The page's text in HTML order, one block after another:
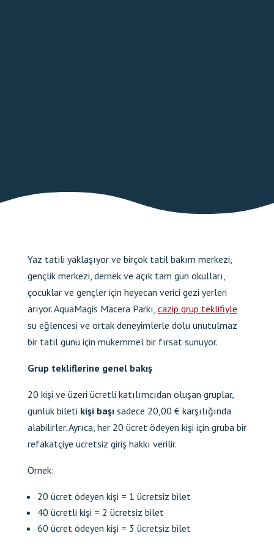
Yaz tatili yaklaşıyor ve birçok tatil bakım merkezi,
gençlik merkezi, dernek ve açık tam gün okulları,
çocuklar ve gençler için heyecan verici gezi yerleri
arıyor. AquaMagis Macera Parkı, cazip grup teklifiyle
su eğlencesi ve ortak deneyimlerle dolu unutulmaz
bir tatil günü için mükemmel bir fırsat sunuyor.
Grup tekliflerine genel bakış
20 kişi ve üzeri ücretli katılımcıdan oluşan gruplar,
günlük bileti kişi başısadece 20,00 €karşılığında
alabilirler. Ayrıca, her 20 ücret ödeyen kişi için gruba bir
refakatçiye ücretsiz giriş hakkı verilir.
Örnek:
20 ücret ödeyen kişi = 1 ücretsiz bilet
40 ücretli kişi = 2 ücretsiz bilet
60 ücret ödeyen kişi = 3 ücretsiz bilet